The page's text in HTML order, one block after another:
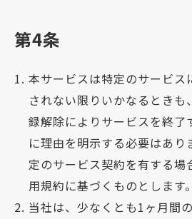
第4条
本サービスは特定のサービス
されない限りいかなるときも
録解除によりサービスを終了
に理由を明示する必要はあり
定のサービス契約を有する場
用規約に基づくものとします。
当社は、少なくとも1ヶ月間